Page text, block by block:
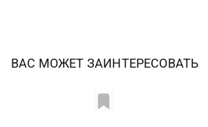
ВАС МОЖЕТ ЗАИНТЕРЕСОВАТЬ